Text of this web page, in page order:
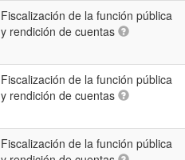
Fiscalización de la función pública
y rendición de cuentas
Fiscalización de la función pública
y rendición de cuentas
Fiscalización de la función pública